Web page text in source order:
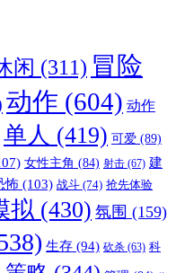
闲 (311) 冒险
动作 (604) 动作
单人 (419) 可爱 (89)
女性主角 (84) 射击 (67) 建
怖 (103) 战斗 (74) 抢先体验
拟 (430) 氛围 (159)
生存 (94) 砍杀 (63) 科